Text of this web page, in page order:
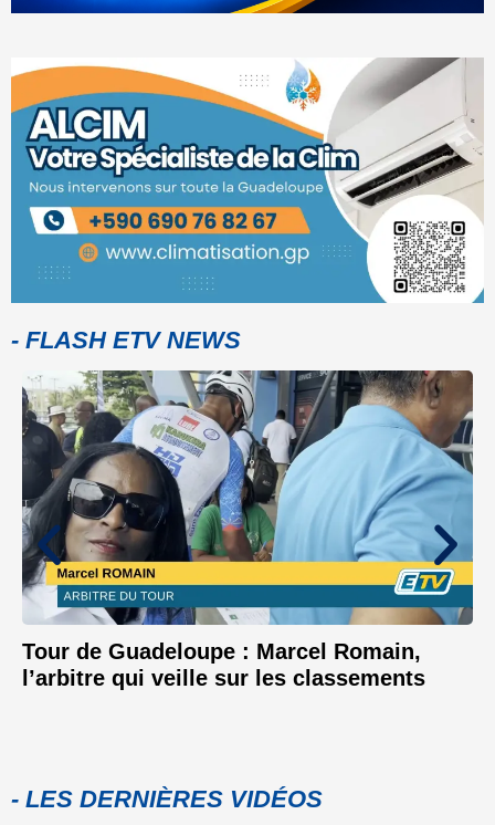
- FLASH ETV NEWS
Tour de Guadeloupe : Marcel Romain,
l’arbitre qui veille sur les classements
- LES DERNIÈRES VIDÉOS